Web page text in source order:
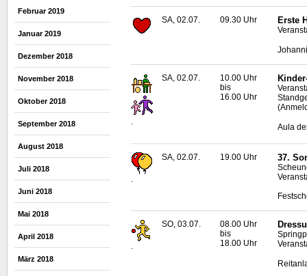
Februar 2019
Januar 2019
Dezember 2018
November 2018
Oktober 2018
September 2018
August 2018
Juli 2018
Juni 2018
Mai 2018
April 2018
März 2018
SA, 02.07. 09.30 Uhr Erste
.
SA, 02.07.
10.00 Uhr
bis
16.00 Uhr
Aula
SA, 02.07. 19.00 Uhr 37.
.
SO, 03.07.
08.00 Uhr
bis
18.00 Uhr